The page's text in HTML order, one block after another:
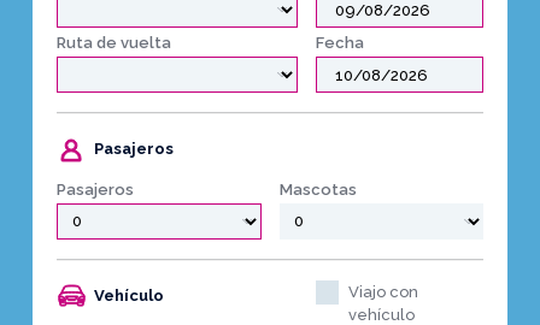
Ruta de vuelta Fecha
Pasajeros
Pasajeros Mascotas
Vehículo
Viajo con
vehículo